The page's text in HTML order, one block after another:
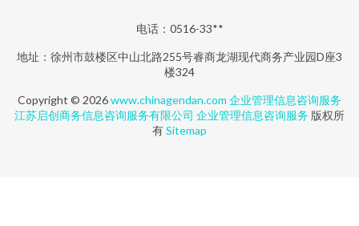
电话：0516-33**
地址：徐州市鼓楼区中山北路255号睿商龙湖现代商务产业园D座3
楼324
Copyright © 2026www.chinagendan.com 企业管理信息咨询服务
江苏启创商务信息咨询服务有限公司 企业管理信息咨询服务 版权所
有Sitemap